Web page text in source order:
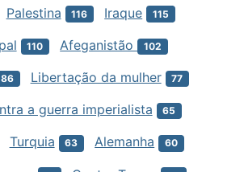
Palestina 116 Iraque 115
110 Afeganistão 102
86 Libertação da mulher 77
a guerra imperialista 65
Turquia 63 Alemanha 60